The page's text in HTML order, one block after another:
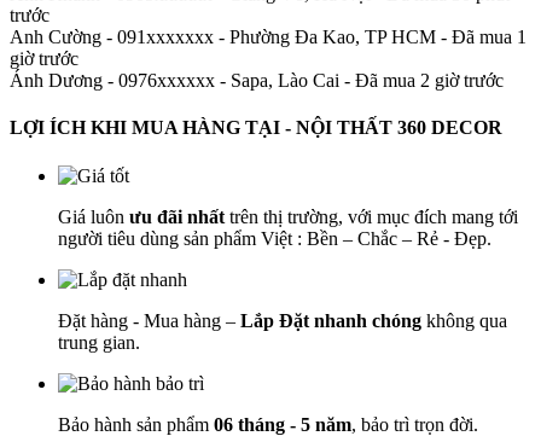
trước
Anh Cường - 091xxxxxxx - Phường Đa Kao, TP HCM - Đã mua 1
giờ trước
Ánh Dương - 0976xxxxxx - Sapa, Lào Cai - Đã mua 2 giờ trước
LỢI ÍCH KHI MUA HÀNG TẠI - NỘI THẤT 360 DECOR
Giá luôn ưu đãi nhất trên thị trường, với mục đích mang tới
người tiêu dùng sản phẩm Việt : Bền – Chắc – Rẻ - Đẹp.
Đặt hàng - Mua hàng – Lắp Đặt nhanh chóng không qua
trung gian.
Bảo hành sản phẩm 06 tháng - 5 năm, bảo trì trọn đời.